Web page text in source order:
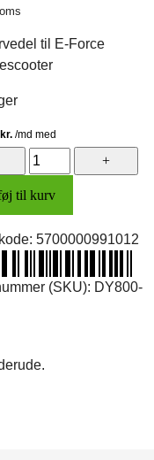
til E-Force
Rudeliste,
bag
(højre)
antal
til kurv
5700000991012
(SKU): DY800-